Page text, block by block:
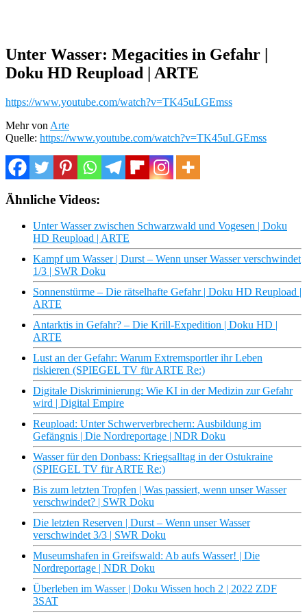
Unter Wasser: Megacities in Gefahr |
Doku HD Reupload | ARTE
https://www.youtube.com/watch?v=TK45uLGEmss
Mehr von Arte
Quelle: https://www.youtube.com/watch?v=TK45uLGEmss
Ähnliche Videos:
Unter Wasser zwischen Schwarzwald und Vogesen | Doku
HD Reupload | ARTE
Kampf um Wasser | Durst – Wenn unser Wasser verschwindet
1/3 | SWR Doku
Sonnenstürme – Die rätselhafte Gefahr | Doku HD Reupload |
ARTE
Antarktis in Gefahr? – Die Krill-Expedition | Doku HD |
ARTE
Lust an der Gefahr: Warum Extremsportler ihr Leben
riskieren (SPIEGEL TV für ARTE Re:)
Digitale Diskriminierung: Wie KI in der Medizin zur Gefahr
wird | Digital Empire
Reupload: Unter Schwerverbrechern: Ausbildung im
Gefängnis | Die Nordreportage | NDR Doku
Wasser für den Donbass: Kriegsalltag in der Ostukraine
(SPIEGEL TV für ARTE Re:)
Bis zum letzten Tropfen | Was passiert, wenn unser Wasser
verschwindet? | SWR Doku
Die letzten Reserven | Durst – Wenn unser Wasser
verschwindet 3/3 | SWR Doku
Museumshafen in Greifswald: Ab aufs Wasser! | Die
Nordreportage | NDR Doku
Überleben im Wasser | Doku Wissen hoch 2 | 2022 ZDF
3SAT